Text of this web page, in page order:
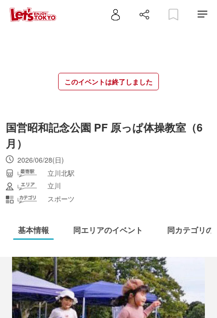
このイベントは終了しました
国営昭和記念公園 PF 原っぱ体操教室（6
月）
2026/06/28(日)
立川北駅
立川
スポーツ
基本情報 同エリアのイベント 同カテゴリの